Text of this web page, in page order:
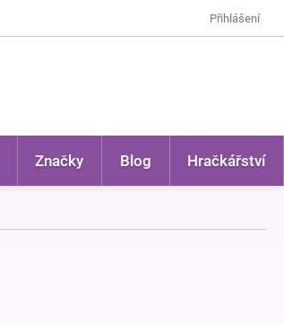
Přihlášení
Značky Blog Hračkářství